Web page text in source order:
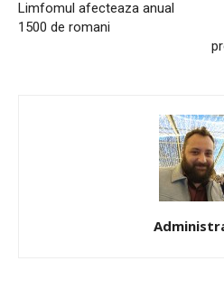
Limfomul afecteaza anual
1500 de romani